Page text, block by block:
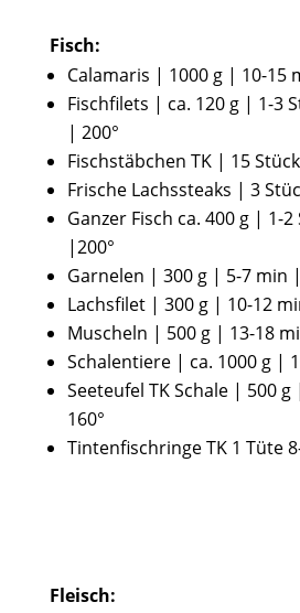
Fisch:
Calamaris | 1000 g | 10-15
Fischfilets | ca. 120 g | 1-3
| 200°
Fischstäbchen TK | 15
Frische Lachssteaks | 3
Ganzer Fisch ca. 400 g | 1-
|200°
Garnelen | 300 g | 5-7 min
Lachsfilet | 300 g | 10-12
Muscheln | 500 g | 13-18
Schalentiere | ca. 1000 g |
Seeteufel TK Schale | 500
160°
Tintenfischringe TK 1 Tüte
Fleisch: